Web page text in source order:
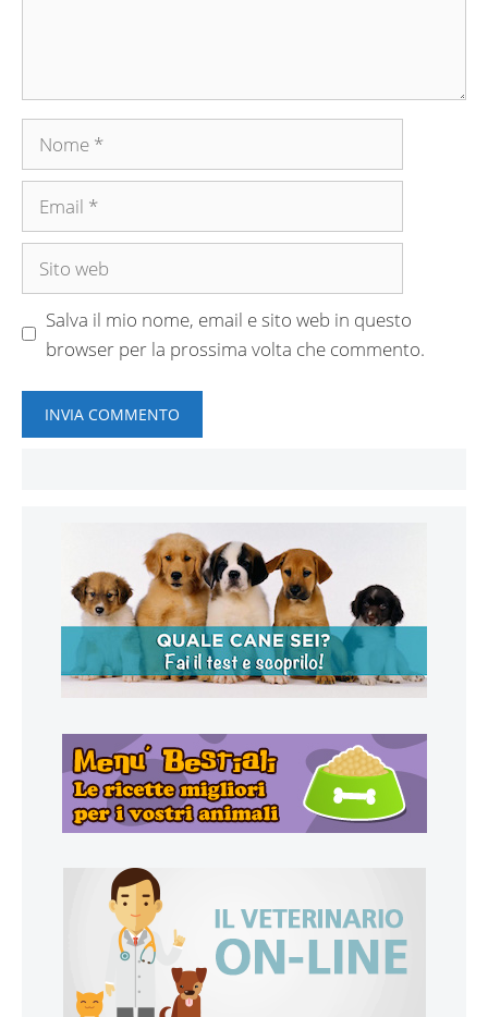
Salva il mio nome, email e sito web in questo
browser per la prossima volta che commento.